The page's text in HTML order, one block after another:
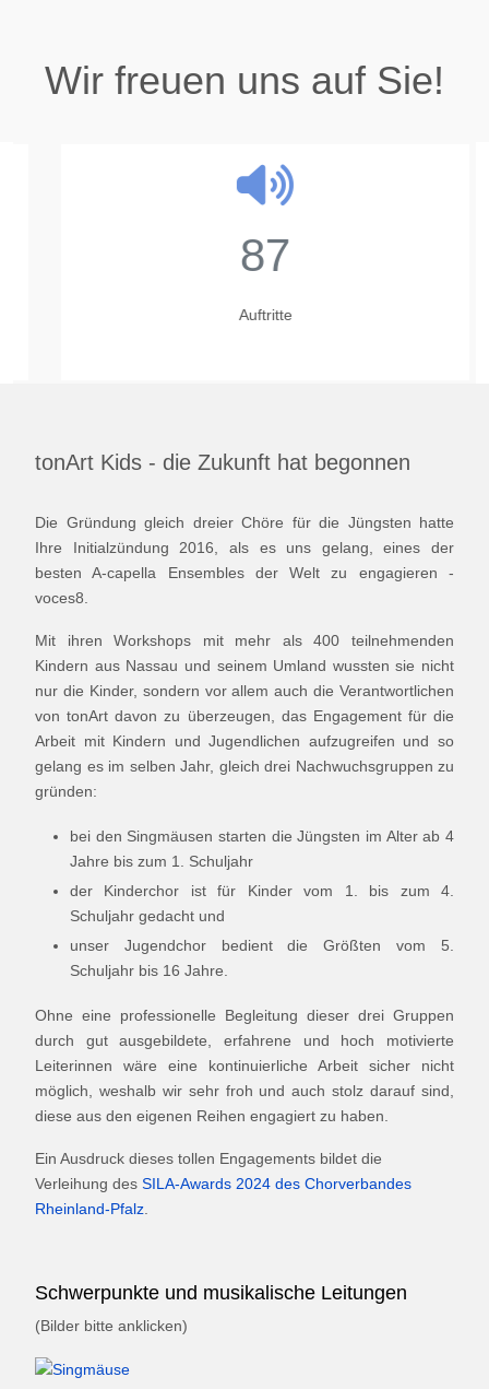
Wir freuen uns auf Sie!
87
Auftritte
tonArt Kids - die Zukunft hat begonnen
Die Gründung gleich dreier Chöre für die Jüngsten hatte
Ihre Initialzündung 2016, als es uns gelang, eines der
besten A-capella Ensembles der Welt zu engagieren -
voces8.
Mit ihren Workshops mit mehr als 400 teilnehmenden
Kindern aus Nassau und seinem Umland wussten sie nicht
nur die Kinder, sondern vor allem auch die Verantwortlichen
von tonArt davon zu überzeugen, das Engagement für die
Arbeit mit Kindern und Jugendlichen aufzugreifen und so
gelang es im selben Jahr, gleich drei Nachwuchsgruppen zu
gründen:
bei den Singmäusen starten die Jüngsten im Alter ab 4
Jahre bis zum 1. Schuljahr
der Kinderchor ist für Kinder vom 1. bis zum 4.
Schuljahr gedacht und
unser Jugendchor bedient die Größten vom 5.
Schuljahr bis 16 Jahre.
Ohne eine professionelle Begleitung dieser drei Gruppen
durch gut ausgebildete, erfahrene und hoch motivierte
Leiterinnen wäre eine kontinuierliche Arbeit sicher nicht
möglich, weshalb wir sehr froh und auch stolz darauf sind,
diese aus den eigenen Reihen engagiert zu haben.
Ein Ausdruck dieses tollen Engagements bildet die
Verleihung des SILA-Awards 2024 des Chorverbandes
Rheinland-Pfalz
Schwerpunkte und musikalische Leitungen
(Bilder bitte anklicken)